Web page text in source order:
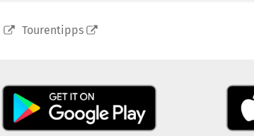
Tourentipps